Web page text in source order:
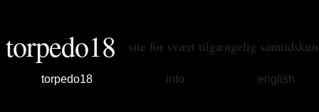
torpedo18 site for svært tilgængelig
torpedo18 info english